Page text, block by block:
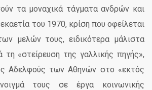
τα μοναχικά τάγματα ανδρών και
του 1970, κρίση που οφείλεται
μελών τους, ειδικότερα μάλιστα
«στείρευση της γαλλικής πηγής»,
Αδελφούς των Αθηνών στο «εκτός
τους σε έργα κοινωνικής